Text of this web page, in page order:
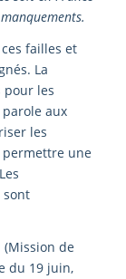
failles et
La
pour les
aux
les
permettre une
sont
(Mission de
du 19 juin,